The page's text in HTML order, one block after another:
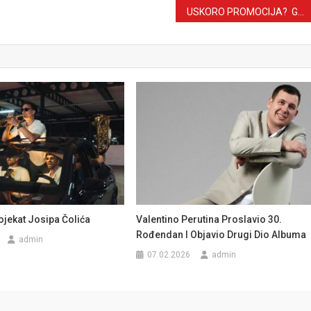
Josipa Čolića
admin
Valentino Perutina Proslavio 30.
Rođendan I Objavio Drugi Dio Albuma
07.02.2026 admin